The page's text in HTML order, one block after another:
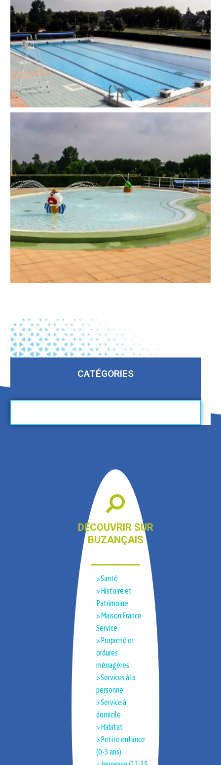
CATÉGORIES
DÉCOUVRIR SUR
BUZANÇAIS
> Santé
> Histoire et
Patrimoine​
> Maison France
Service
> Propreté et
ordures
ménagères
> Services à la
personne
> Service à
domicile
> Habitat
> Petite enfance
(0-3 ans)